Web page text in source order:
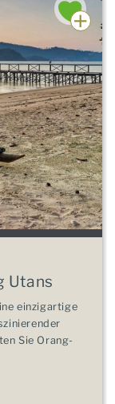
Utans
einzigartige
Sie Orang-